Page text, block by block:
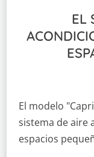
EL
El modelo
sistema de aire
espacios